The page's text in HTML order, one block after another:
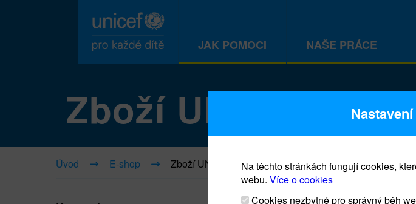
JAK POMOCI NAŠE PRÁCE
Zboží UNICEF
Úvod E-shop Zboží UNICEF
Na těchto stránkách fungují cookies,
webu. Více o cookies
Cookies nezbytné pro správný běh